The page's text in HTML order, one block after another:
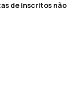
de inscritos não